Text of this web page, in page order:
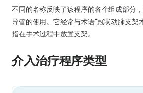
不同的名称反映了该程序的各个组成部分
导管的使用。它经常与术语“冠状动脉支架
指在手术过程中放置支架。
介入治疗程序类型